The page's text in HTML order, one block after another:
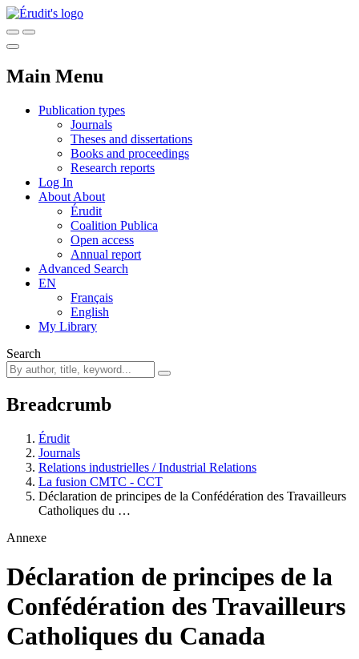
Main Menu
Publication types
Journals
Theses and dissertations
Books and proceedings
Research reports
Log In
About About
Érudit
Coalition Publica
Open access
Annual report
Advanced Search
EN
Français
English
My Library
Search
Breadcrumb
Érudit
Journals
Relations industrielles / Industrial Relations
La fusion CMTC - CCT
Déclaration de principes de la Confédération des Travailleurs
Catholiques du …
Annexe
Déclaration de principes de la
Confédération des Travailleurs
Catholiques du Canada